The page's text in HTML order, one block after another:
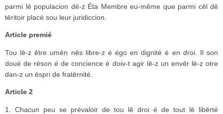
parmi lē populacion dē-z Éta Membre eu-même que parmi cēl dē
tēritoir placé sou leur juridiccion.
Article premié
Tou lē-z être umēn nēs libre-z é égo en dignité é en droi. Il son
doué de rēson é de concience é doiv-t agir lē-z un envēr lē-z otre
dan-z un ēspri de fratērnité.
Article 2
1. Chacun peu se prévaloir de tou lē droi é de tout lē libērté